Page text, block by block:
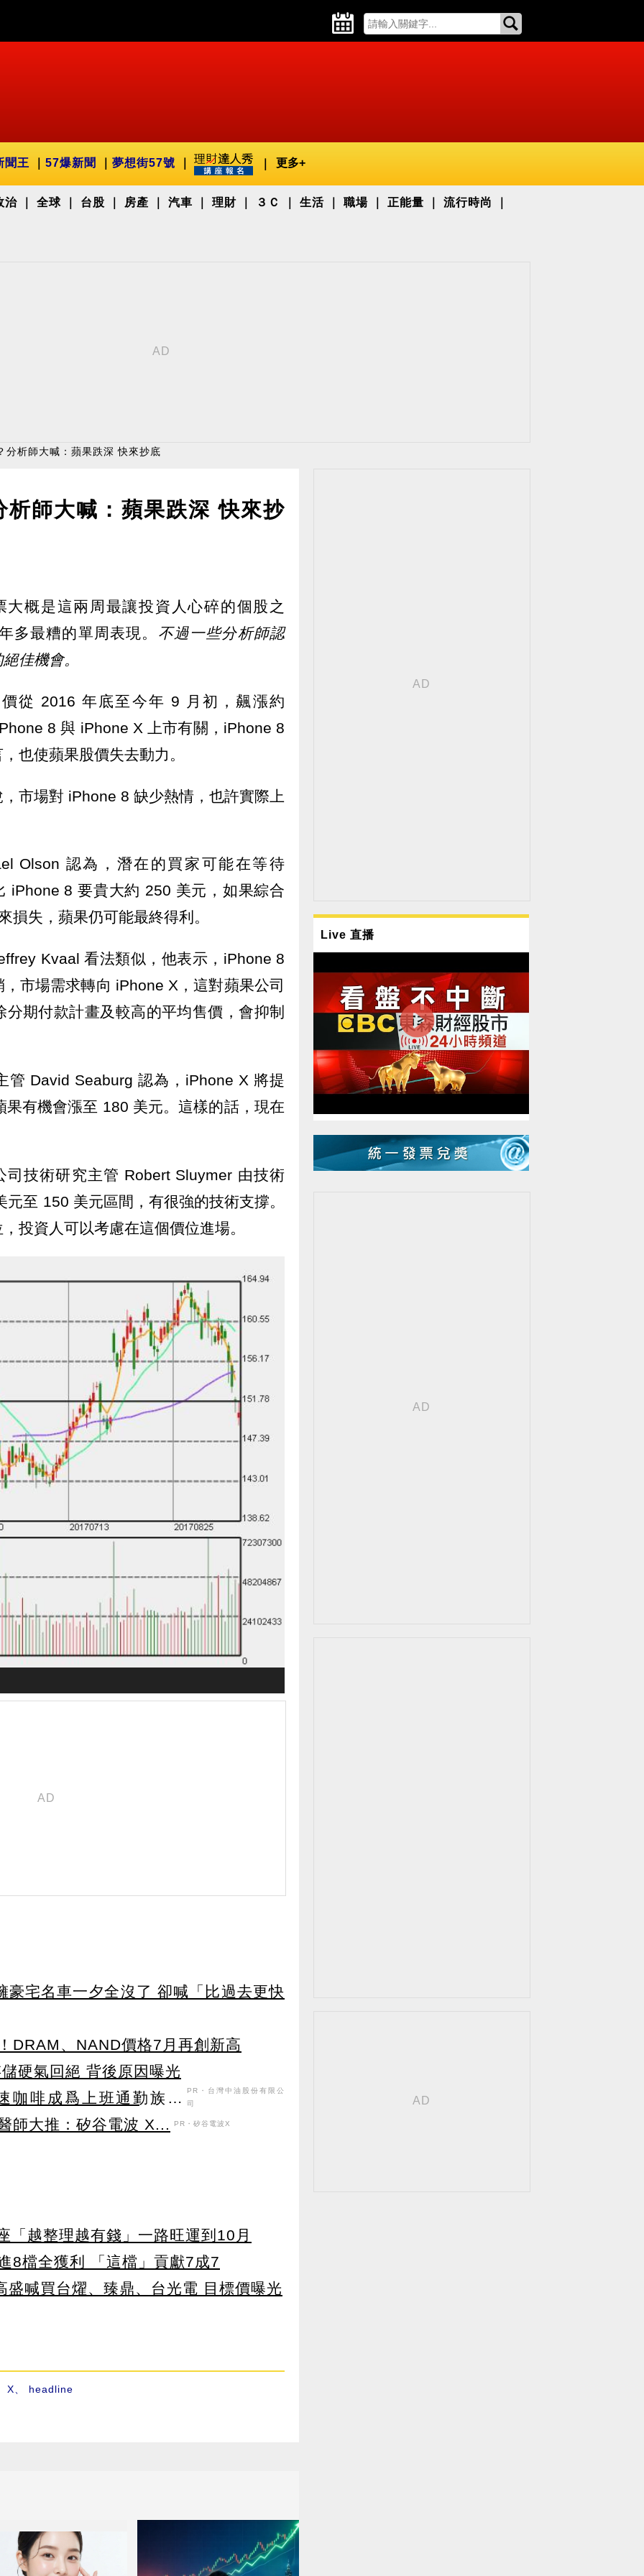
聞王 57爆新聞 夢想街57號 更多+
治 全球 台股 房產 汽車 理財 ３Ｃ 生活 職場 正能量 流行時尚
析師大喊：蘋果跌深 快來抄底
析師大喊：蘋果跌深 快來抄
大概是這兩周最讓投資人心碎的個股之
多最糟的單周表現。 不過一些分析師認
佳機會。
從 2016 年底至今年 9 月初，飆漲約
8 與 iPhone X 上市有關，iPhone 8
也使蘋果股價失去動力。
市場對 iPhone 8 缺少熱情，也許實際上
Olson 認為，潛在的買家可能在等待
iPhone 8 要貴大約 250 美元，如果綜合
損失，蘋果仍可能最終得利。
Kvaal 看法類似，他表示，iPhone 8
市場需求轉向 iPhone X，這對蘋果公司
期付款計畫及較高的平均售價，會抑制
管 David Seaburg 認為，iPhone X 將提
有機會漲至 180 美元。這樣的話，現在
司技術研究主管 Robert Sluymer 由技術
至 150 美元區間，有很強的技術支撐。
投資人可以考慮在這個價位進場。
宅名車一夕全沒了 卻喊「比過去更快
DRAM、NAND價格7月再創新高
硬氣回絕 背後原因曝光
啡成爲上班通勤族的
PR・台灣中油股份有限公
司
師大推：矽谷電波 X... PR・矽谷電波X
「越整理越有錢」一路旺運到10月
8檔全獲利 「這檔」貢獻7成7
喊買台燿、臻鼎、台光電 目標價曝光
X、 headline
Live 直播